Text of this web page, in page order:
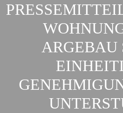
ARGEBAU